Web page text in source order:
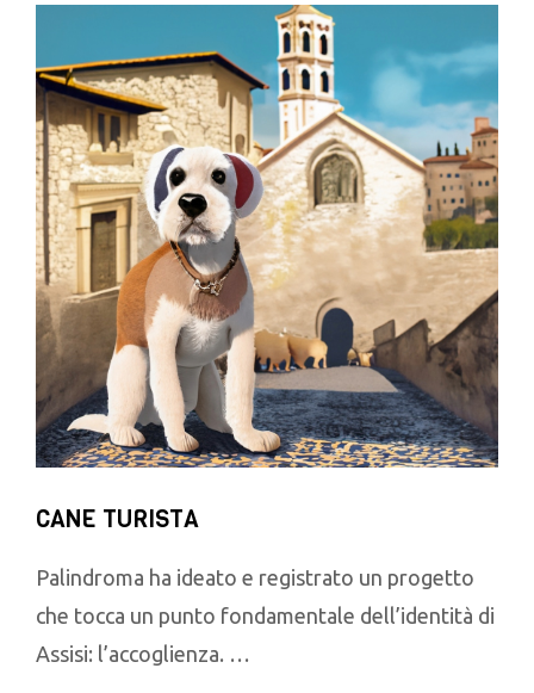
CANE TURISTA
Palindroma ha ideato e registrato un progetto
che tocca un punto fondamentale dell’identità di
Assisi: l’accoglienza. …